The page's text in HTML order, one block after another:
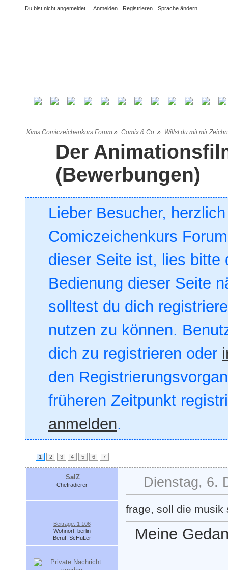
Du bist nicht angemeldet. Anmelden Registrieren Sprache ändern
Kims Comiczeichenkurs Forum » Comix & Co. » Willst du mit mir
Der
(Bewerbungen)
Lieber Besucher,
Comiczeichenkurs
dieser Seite ist, lies bitte
Bedienung dieser Seite
solltest du dich
nutzen zu können.
dich zu registrieren oder
den
früheren Zeitpunkt
anmelden.
1 2 3 4 5 6 7
SalZ
Chefradierer
Beiträge: 1 106
Wohnort: berlin
Beruf: ScHüLer
Dienstag, 6.
frage, soll die musik
Meine